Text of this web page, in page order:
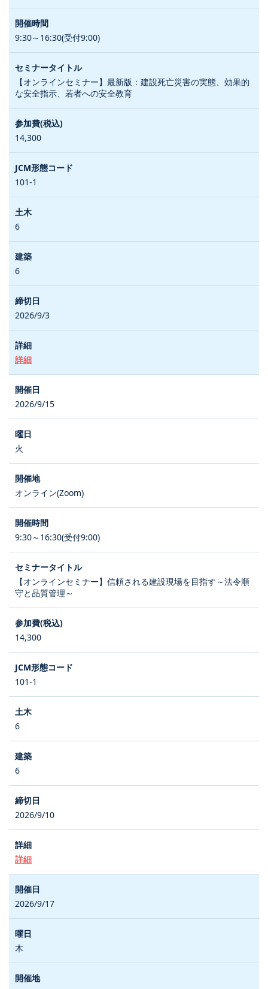
9:30～16:30(受付9:00)
【オンラインセミナー】最新版：建設死亡災害の実態、効果的
な安全指示、若者への安全教育
14,300
101-1
6
6
2026/9/3
詳細
2026/9/15
火
オンライン(Zoom)
9:30～16:30(受付9:00)
【オンラインセミナー】信頼される建設現場を目指す～法令順
守と品質管理～
14,300
101-1
6
6
2026/9/10
詳細
2026/9/17
木